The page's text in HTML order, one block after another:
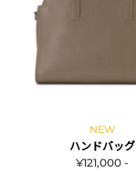
NEW
ハンドバッグ
¥121,000 -